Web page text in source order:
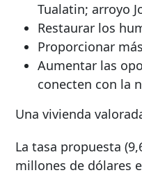
Tualatin; arroyo
Restaurar los
Proporcionar
Aumentar las
conecten con la
Una vivienda
La tasa propuesta
millones de dólares